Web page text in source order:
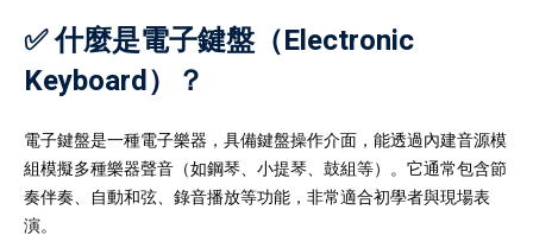
導師及擁有專業資格並
牌照的補習老師組成，
質而專業的教育支援。
有多年教學經驗，深入
✅ 什麼是電子鍵盤（Electronic
Keyboard）？
電子鍵盤是一種電子樂器，具備鍵盤操作介面，能透過內建音源模
組模擬多種樂器聲音（如鋼琴、小提琴、鼓組等）。它通常包含節
奏伴奏、自動和弦、錄音播放等功能，非常適合初學者與現場表
演。